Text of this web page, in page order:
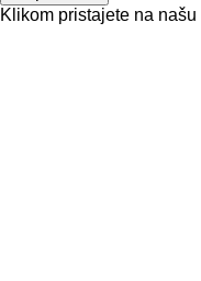
Klikom pristajete na našu